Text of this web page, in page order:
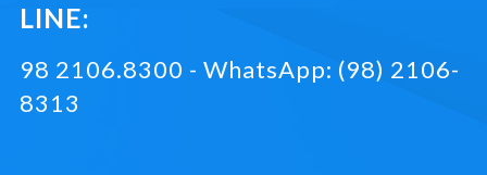
LINE:
98 2106.8300 - WhatsApp: (98) 2106-
8313